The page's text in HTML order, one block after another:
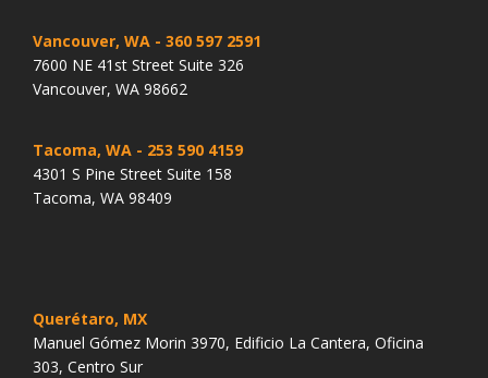
Vancouver, WA - 360 597 2591
7600 NE 41st Street Suite 326
Vancouver, WA 98662
Tacoma, WA - 253 590 4159
4301 S Pine Street Suite 158
Tacoma, WA 98409
Querétaro, MX
Manuel Gómez Morin 3970, Edificio La Cantera, Oficina
303, Centro Sur